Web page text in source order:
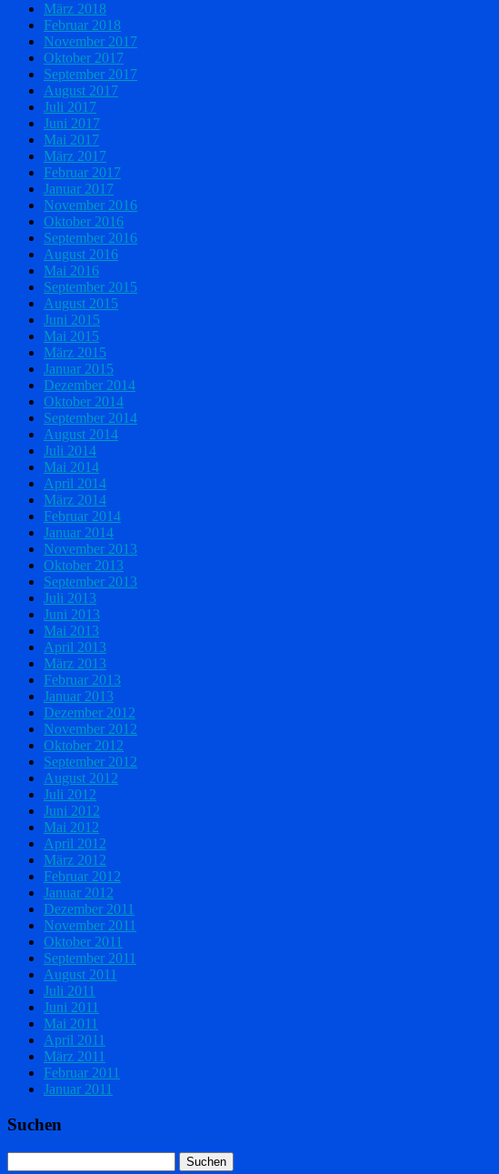
März 2018
Februar 2018
November 2017
Oktober 2017
September 2017
August 2017
Juli 2017
Juni 2017
Mai 2017
März 2017
Februar 2017
Januar 2017
November 2016
Oktober 2016
September 2016
August 2016
Mai 2016
September 2015
August 2015
Juni 2015
Mai 2015
März 2015
Januar 2015
Dezember 2014
Oktober 2014
September 2014
August 2014
Juli 2014
Mai 2014
April 2014
März 2014
Februar 2014
Januar 2014
November 2013
Oktober 2013
September 2013
Juli 2013
Juni 2013
Mai 2013
April 2013
März 2013
Februar 2013
Januar 2013
Dezember 2012
November 2012
Oktober 2012
September 2012
August 2012
Juli 2012
Juni 2012
Mai 2012
April 2012
März 2012
Februar 2012
Januar 2012
Dezember 2011
November 2011
Oktober 2011
September 2011
August 2011
Juli 2011
Juni 2011
Mai 2011
April 2011
März 2011
Februar 2011
Januar 2011
Suchen